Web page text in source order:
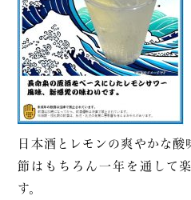
日本酒とレモンの爽やかな
節はもちろん一年を通して
す。